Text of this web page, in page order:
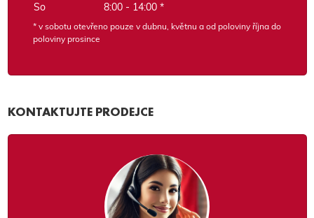
So 8:00 - 14:00 *
* v sobotu otevřeno pouze v dubnu, květnu a od poloviny října do
poloviny prosince
KONTAKTUJTE PRODEJCE